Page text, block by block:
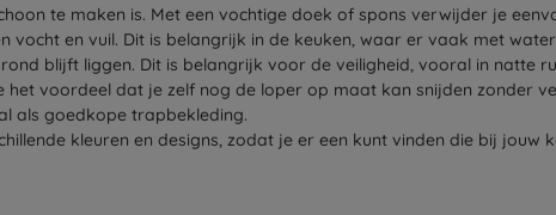
te maken is. Met een vochtige doek of spons verwijder je
en vuil. Dit is belangrijk in de keuken, waar er vaak met
blijft liggen. Dit is belangrijk voor de veiligheid, vooral in natte
voordeel dat je zelf nog de loper op maat kan snijden zonder
als goedkope trapbekleding.
kleuren en designs, zodat je er een kunt vinden die bij jouw